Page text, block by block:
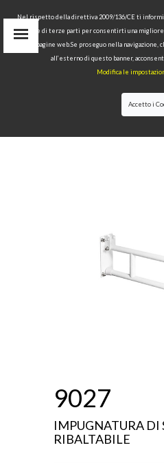
BAGNO DISABILI
9027
IMPUGNATURA DI
RIBALTABILE
Nel rispetto della direttiva 2009/136/CE ti
tecnici e di terze parti per consentirti una migliore
delle pagine web.Se proseguo nella navigazione,
all’esterno di questo banner,
Modifica le
Accetto i